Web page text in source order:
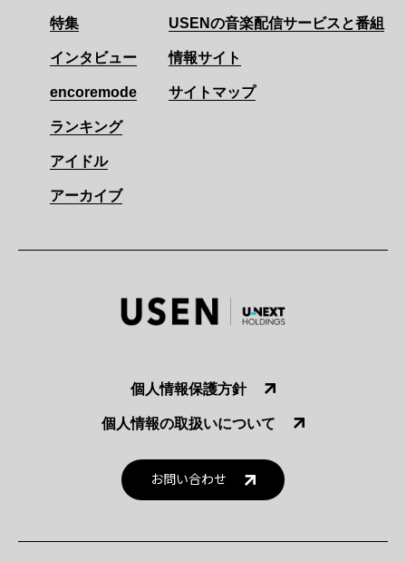
特集
インタビュー
encoremode
ランキング
アイドル
アーカイブ
USENの音楽配信サービスと番組
情報サイト
サイトマップ
個人情報保護方針
個人情報の取扱いについて
お問い合わせ